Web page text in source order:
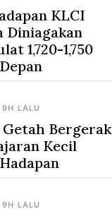
KLCI
Diniagakan
1,720-1,750
9H LALU
Getah Bergerak
Kecil
9H LALU